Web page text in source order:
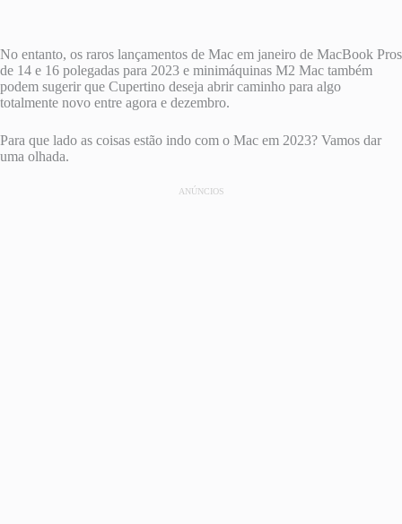
No entanto, os raros lançamentos de Mac em janeiro de MacBook Pros
de 14 e 16 polegadas para 2023 e minimáquinas M2 Mac também
podem sugerir que Cupertino deseja abrir caminho para algo
totalmente novo entre agora e dezembro.
Para que lado as coisas estão indo com o Mac em 2023? Vamos dar
uma olhada.
ANÚNCIOS